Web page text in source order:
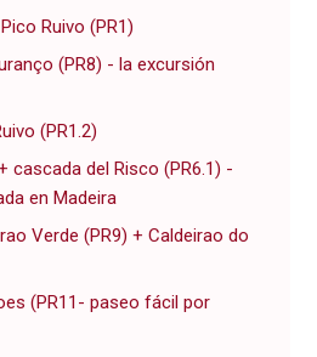
Ruivo (PR1)
(PR8) - la excursión
(PR1.2)
cascada del Risco (PR6.1) -
en Madeira
Verde (PR9) + Caldeirao do
(PR11- paseo fácil por